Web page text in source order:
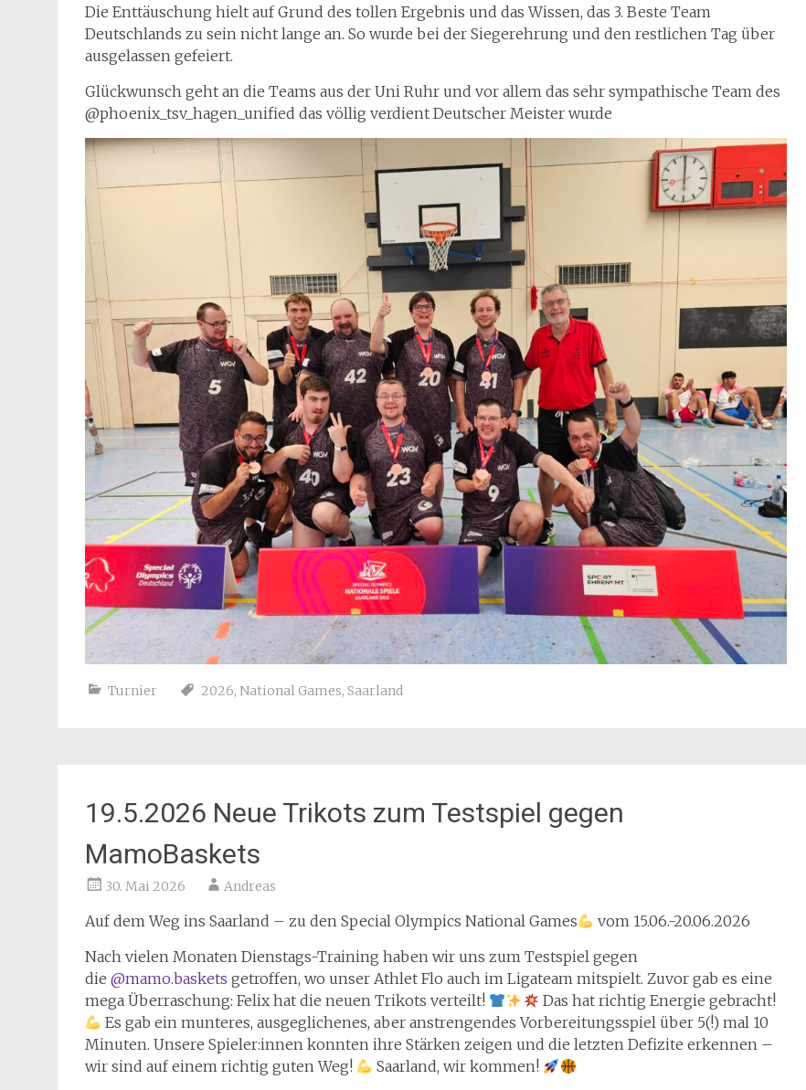
Die Enttäuschung hielt auf Grund des tollen Ergebnis und das Wissen, das 3. Beste Team
Deutschlands zu sein nicht lange an. So wurde bei der Siegerehrung und den restlichen Tag über
ausgelassen gefeiert.
Glückwunsch geht an die Teams aus der Uni Ruhr und vor allem das sehr sympathische Team des
@phoenix_tsv_hagen_unified das völlig verdient Deutscher Meister wurde
Turnier 2026, National Games, Saarland
19.5.2026 Neue Trikots zum Testspiel gegen
MamoBaskets
30. Mai 2026 Andreas
Auf dem Weg ins Saarland – zu den Special Olympics National Games
vom 15.06.-20.06.2026
Nach vielen Monaten Dienstags-Training haben wir uns zum Testspiel gegen
die @mamo.baskets getroffen, wo unser Athlet Flo auch im Ligateam mitspielt. Zuvor gab es eine
mega Überraschung: Felix hat die neuen Trikots verteilt!
Das hat richtig Energie gebracht!
Es gab ein munteres, ausgeglichenes, aber anstrengendes Vorbereitungsspiel über 5(!) mal 10
Minuten. Unsere Spieler:innen konnten ihre Stärken zeigen und die letzten Defizite erkennen –
wir sind auf einem richtig guten Weg!
Saarland, wir kommen!